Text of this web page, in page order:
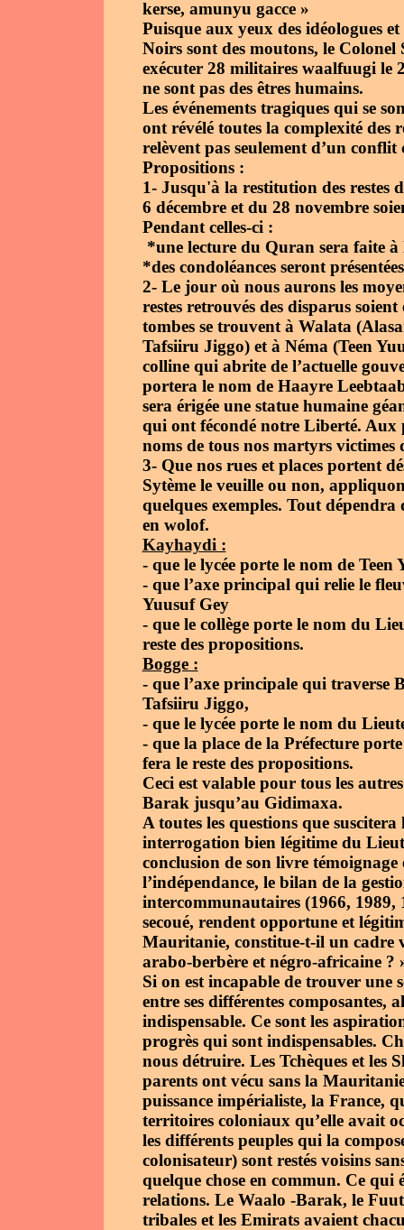
kerse, amunyu gacce »
Puisque aux yeux des idéologues et
Noirs sont des moutons, le
exécuter 28 militaires waalfuugi le
ne sont pas des êtres humains.
Les événements tragiques qui se
ont révélé toutes la complexité des
relèvent pas seulement d’un
Propositions :
1- Jusqu'à la restitution des restes
6 décembre et du 28 novembre
Pendant celles-ci :
*une lecture du Quran sera faite à
*des condoléances seront
2- Le jour où nous aurons les
restes retrouvés des disparus
tombes se trouvent à Walata
Tafsiiru Jiggo) et à Néma (Teen
colline qui abrite de l’actuelle
portera le nom de Haayre
sera érigée une statue humaine
qui ont fécondé notre Liberté. Aux
noms de tous nos martyrs
3- Que nos rues et places portent
Sytème le veuille ou non,
quelques exemples. Tout
en wolof.
Kayhaydi :
- que le lycée porte le nom de Teen
- que l’axe principal qui relie le
Yuusuf Gey
- que le collège porte le nom du
reste des propositions.
Bogge :
- que l’axe principale qui traverse
Tafsiiru Jiggo,
- que le lycée porte le nom du
- que la place de la Préfecture
fera le reste des propositions.
Ceci est valable pour tous les
Barak jusqu’au Gidimaxa.
A toutes les questions que
interrogation bien légitime du
conclusion de son livre
l’indépendance, le bilan de la
intercommunautaires (1966, 1989,
secoué, rendent opportune et
Mauritanie, constitue-t-il un cadre
arabo-berbère et négro-africaine ?
Si on est incapable de trouver
entre ses différentes composantes,
indispensable. Ce sont les
progrès qui sont indispensables.
nous détruire. Les Tchèques et les
parents ont vécu sans la
puissance impérialiste, la France,
territoires coloniaux qu’elle avait
les différents peuples qui la
colonisateur) sont restés voisins
quelque chose en commun. Ce qui
relations. Le Waalo -Barak, le
tribales et les Emirats avaient